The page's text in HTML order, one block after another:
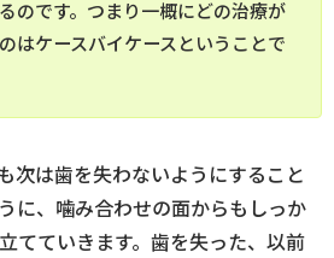
のです。つまり一概にどの治療が
はケースバイケースということで
次は歯を失わないようにすること
に、噛み合わせの面からもしっか
てていきます。歯を失った、以前